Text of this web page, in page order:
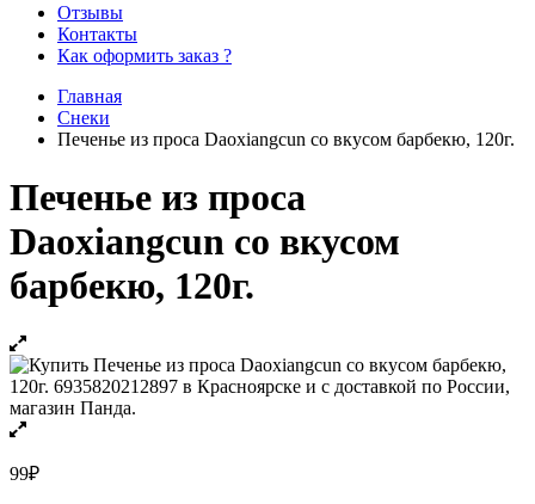
Отзывы
Контакты
Как оформить заказ ?
Главная
Снеки
Печенье из проса Daoxiangcun со вкусом барбекю, 120г.
Печенье из проса
Daoxiangcun со вкусом
барбекю, 120г.
99₽